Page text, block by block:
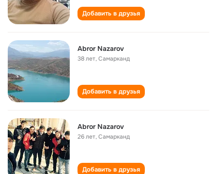
Добавить в друзья
Abror Nazarov
38 лет,Самарканд
Добавить в друзья
Abror Nazarov
26 лет,Самарканд
Добавить в друзья